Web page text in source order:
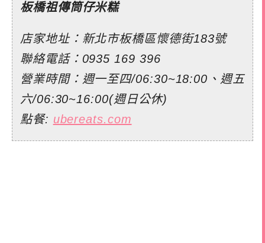
板橋祖傳筒仔米糕
店家地址：新北市板橋區懷德街183號
聯絡電話： 0935 169 396
營業時間：週一至四/06:30~18:00、週五
六/06:30~16:00(週日公休)
點餐: ubereats.com